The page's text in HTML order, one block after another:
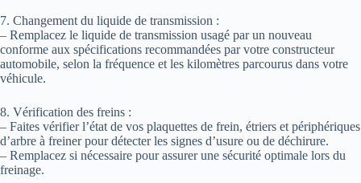
7. Changement du liquide de transmission :
– Remplacez le liquide de transmission usagé par un nouveau
conforme aux spécifications recommandées par votre constructeur
automobile, selon la fréquence et les kilomètres parcourus dans votre
véhicule.
8. Vérification des freins :
– Faites vérifier l’état de vos plaquettes de frein, étriers et périphériques
d’arbre à freiner pour détecter les signes d’usure ou de déchirure.
– Remplacez si nécessaire pour assurer une sécurité optimale lors du
freinage.